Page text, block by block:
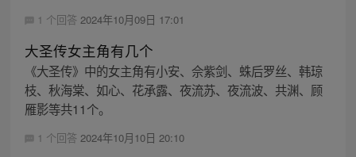
1 个回答 2024年10月09日 17:01
大圣传女主角有几个
《大圣传》中的女主角有小安、佘紫剑、蛛后罗丝、韩琼
枝、秋海棠、如心、花承露、夜流苏、夜流波、共渊、顾
雁影等共11个。
1 个回答 2024年10月10日 20:10